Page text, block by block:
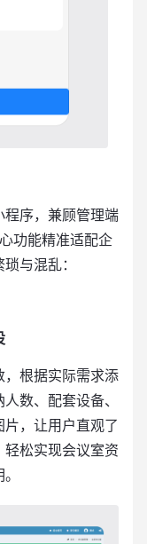
序，兼顾管理端
功能精准适配企
与混乱：
根据实际需求添
数、配套设备、
，让用户直观了
松实现会议室资